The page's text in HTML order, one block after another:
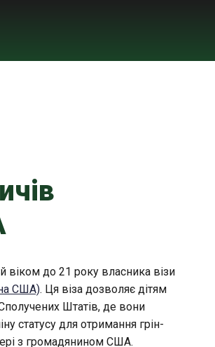
віком до 21 року власника візи
США). Ця віза дозволяє дітям
Штатів, де вони
статусу для отримання грін-
з громадянином США.